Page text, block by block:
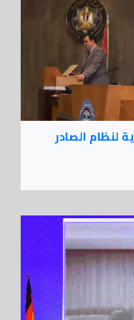
الصادر